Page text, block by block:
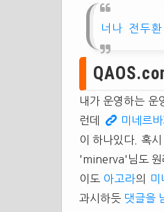
너나 전두
내가 운영하는 운
런데
미네르
이 하나있다. 혹시
'minerva'님도 원
이도 아고라의 미
과시하듯 댓글을